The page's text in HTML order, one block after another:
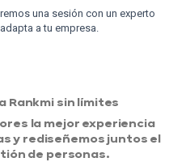
una sesión con un experto
a tu empresa.
Rankmi sin límites
la mejor experiencia
y rediseñemos juntos el
de personas.